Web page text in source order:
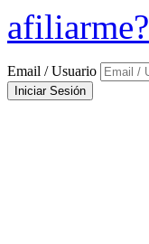
afiliarme?
Email / Usuario
Iniciar Sesión